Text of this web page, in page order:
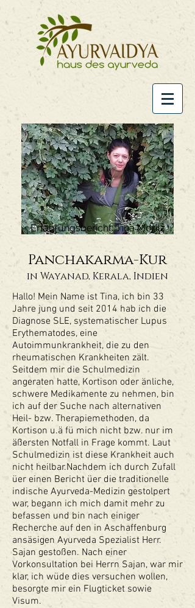
Erfahrungsbericht: Tina Moritz
Panchakarma-Kur
in Wayanad, Kerala, Indien
Hallo! Mein Name ist Tina, ich bin 33
Jahre jung und seit 2014 hab ich die
Diagnose SLE, systematischer Lupus
Erythematodes, eine
Autoimmunkrankheit, die zu den
rheumatischen Krankheiten zält.
Seitdem mir die Schulmedizin
angeraten hatte, Kortison oder änliche,
schwere Medikamente zu nehmen, bin
ich auf der Suche nach alternativen
Heil- bzw. Therapiemethoden, da
Kortison u.ä fü mich nicht bzw. nur im
äßersten Notfall in Frage kommt. Laut
Schulmedizin ist diese Krankheit auch
nicht heilbar.Nachdem ich durch Zufall
üer einen Bericht üer die traditionelle
indische Ayurveda-Medizin gestolpert
war, begann ich mich damit mehr zu
befassen und bin nach einiger
Recherche auf den in Aschaffenburg
ansäsigen Ayurveda Spezialist Herr.
Sajan gestoßen. Nach einer
Vorkonsultation bei Herrn Sajan, war mir
klar, ich wüde dies versuchen wollen,
besorgte mir ein Flugticket sowie
Visum.